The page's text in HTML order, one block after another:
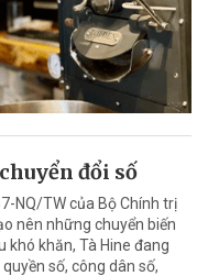
đổi số
NQ/TW của Bộ Chính trị
nên những chuyển biến
khăn, Tà Hine đang
số, công dân số,